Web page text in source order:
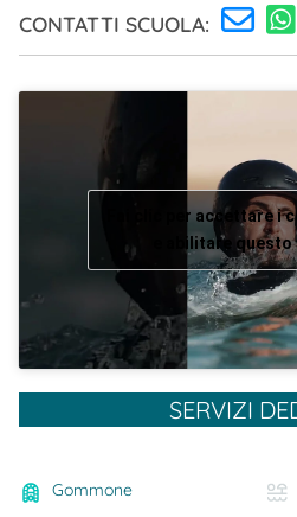
CONTATTI SCUOLA:
Fai clic per accettare i
e abilitare questo
SERVIZI
Gommone